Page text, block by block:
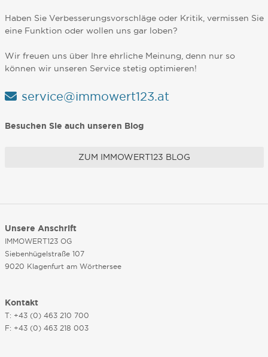
Haben Sie Verbesserungsvorschläge oder Kritik, vermissen Sie
eine Funktion oder wollen uns gar loben?
Wir freuen uns über Ihre ehrliche Meinung, denn nur so
können wir unseren Service stetig optimieren!
service@immowert123.at
Besuchen Sie auch unseren Blog
ZUM IMMOWERT123 BLOG
Unsere Anschrift
IMMOWERT123 OG
Siebenhügelstraße 107
9020 Klagenfurt am Wörthersee
Kontakt
T: +43 (0) 463 210 700
F: +43 (0) 463 218 003